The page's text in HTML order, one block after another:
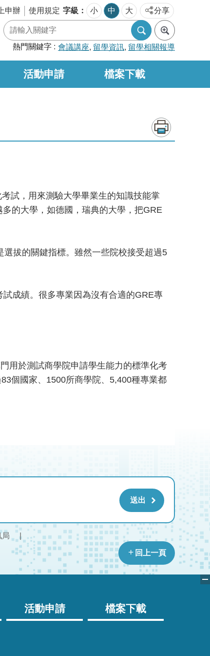
申辦 使用規定 字級 小 中 大 分享
熱門關鍵字 會議講座 留學資訊 留學相關報導
活動申請 檔案下載
試，用來測驗大學畢業生的知識技能掌
的大學，如德國，瑞典的大學，把GRE
拔的關鍵指標。雖然一些院校接受超過5
成績。很多專業因為沒有合適的GRE專
用於測試商學院申請學生能力的標準化考
個國家、1500所商學院、5,400種專業都
局
回上一頁
活動申請 檔案下載